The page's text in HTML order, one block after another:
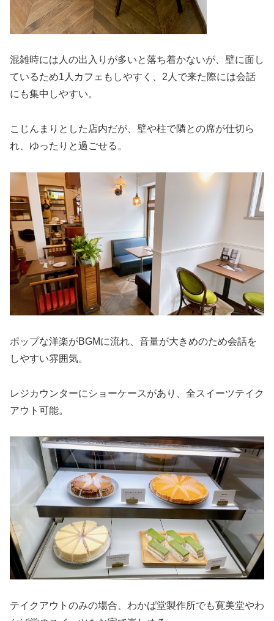
混雑時には人の出入りが多いと落ち着かないが、壁に面し
ているため1人カフェもしやすく、2人で来た際には会話
にも集中しやすい。
こじんまりとした店内だが、壁や柱で隣との席が仕切ら
れ、ゆったりと過ごせる。
ポップな洋楽がBGMに流れ、音量が大きめのため会話を
しやすい雰囲気。
レジカウンターにショーケースがあり、全スイーツテイク
アウト可能。
テイクアウトのみの場合、わかば堂製作所でも寛美堂やわ